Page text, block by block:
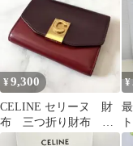
¥9,300
CELINE セリーヌ 財
布 三つ折り財布 箱
あり
¥